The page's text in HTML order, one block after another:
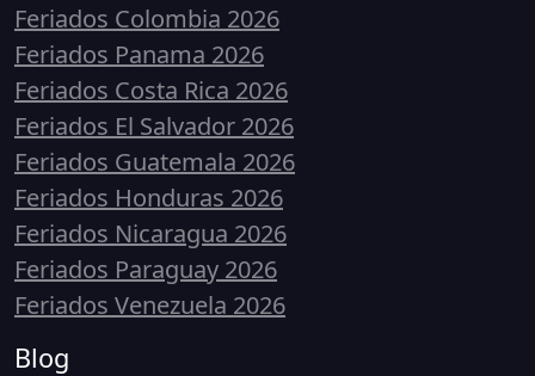
Feriados Colombia 2026
Feriados Panama 2026
Feriados Costa Rica 2026
Feriados El Salvador 2026
Feriados Guatemala 2026
Feriados Honduras 2026
Feriados Nicaragua 2026
Feriados Paraguay 2026
Feriados Venezuela 2026
Blog